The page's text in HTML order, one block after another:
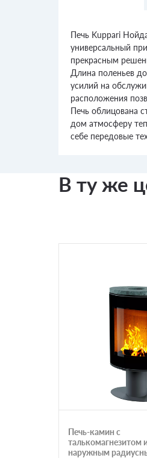
Печь Kuppari
универсальный
прекрасным
Длина поленьев
усилий на
расположения
Печь облицована
дом атмосферу
себе передовые
В ту же
Печь-камин с
талькомагнезитом
наружным